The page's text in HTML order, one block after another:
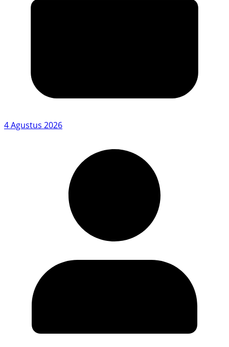
4 Agustus 2026